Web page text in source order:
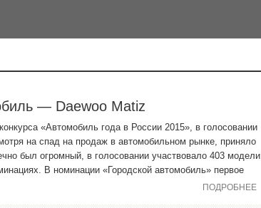
— Daewoo Matiz
«Автомобиль года в России 2015», в голосовании
на спад на продаж в автомобильном рынке, приняло
был огромный, в голосовании участвовало 403 модели
В номинации «Городской автомобиль» первое
ПОДРОБНЕЕ